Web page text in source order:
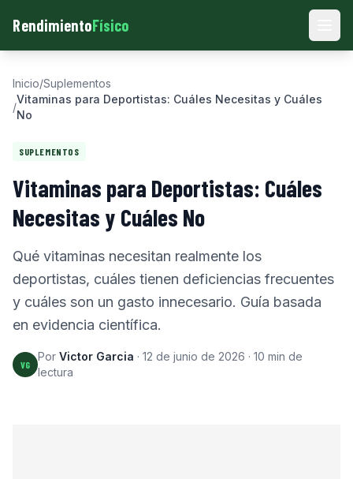
RendimientoFísico
Inicio/Suplementos
/
Vitaminas para Deportistas: Cuáles Necesitas y Cuáles
No
SUPLEMENTOS
Vitaminas para Deportistas: Cuáles
Necesitas y Cuáles No
Qué vitaminas necesitan realmente los
deportistas, cuáles tienen deficiencias frecuentes
y cuáles son un gasto innecesario. Guía basada
en evidencia científica.
VG
Por Victor Garcia · 12 de junio de 2026 · 10 min de
lectura